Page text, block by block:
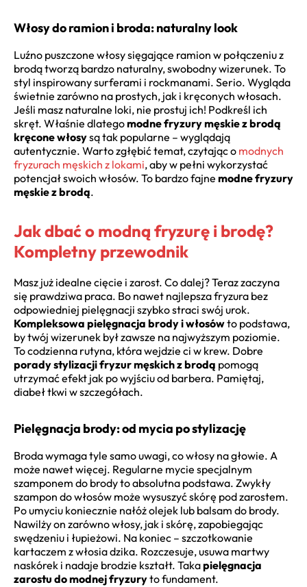
Włosy do ramion i broda: naturalny look
Luźno puszczone włosy sięgające ramion w połączeniu z
brodą tworzą bardzo naturalny, swobodny wizerunek. To
styl inspirowany surferami i rockmanami. Serio. Wygląda
świetnie zarówno na prostych, jak i kręconych włosach.
Jeśli masz naturalne loki, nie prostuj ich! Podkreśl ich
skręt. Właśnie dlategomodne fryzury męskie z brodą
kręcone włosysą tak popularne – wyglądają
autentycznie. Warto zgłębić temat, czytając o modnych
fryzurach męskich z lokami, aby w pełni wykorzystać
potencjał swoich włosów. To bardzo fajne modne fryzury
męskie z brodą.
Jak dbać o modną fryzurę i brodę?
Kompletny przewodnik
Masz już idealne cięcie i zarost. Co dalej? Teraz zaczyna
się prawdziwa praca. Bo nawet najlepsza fryzura bez
odpowiedniej pielęgnacji szybko straci swój urok.
Kompleksowa pielęgnacja brody i włosówto podstawa,
by twój wizerunek był zawsze na najwyższym poziomie.
To codzienna rutyna, która wejdzie ci w krew. Dobre
porady stylizacji fryzur męskich z brodą pomogą
utrzymać efekt jak po wyjściu od barbera. Pamiętaj,
diabeł tkwi w szczegółach.
Pielęgnacja brody: od mycia po stylizację
Broda wymaga tyle samo uwagi, co włosy na głowie. A
może nawet więcej. Regularne mycie specjalnym
szamponem do brody to absolutna podstawa. Zwykły
szampon do włosów może wysuszyć skórę pod zarostem.
Po umyciu koniecznie nałóż olejek lub balsam do brody.
Nawilży on zarówno włosy, jak i skórę, zapobiegając
swędzeniu i łupieżowi. Na koniec – szczotkowanie
kartaczem z włosia dzika. Rozczesuje, usuwa martwy
naskórek i nadaje brodzie kształt. Takapielęgnacja
zarostu do modnej fryzuryto fundament.